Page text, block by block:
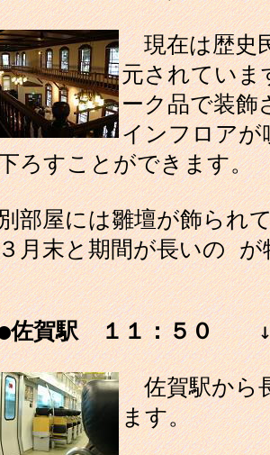
現在は歴史
元されてい
ーク品で装飾
インフロア
ろすことができます。
屋には雛壇が飾られ
月末と期間が長いの が
佐賀駅 １１：５０↓
佐賀駅から
ます。